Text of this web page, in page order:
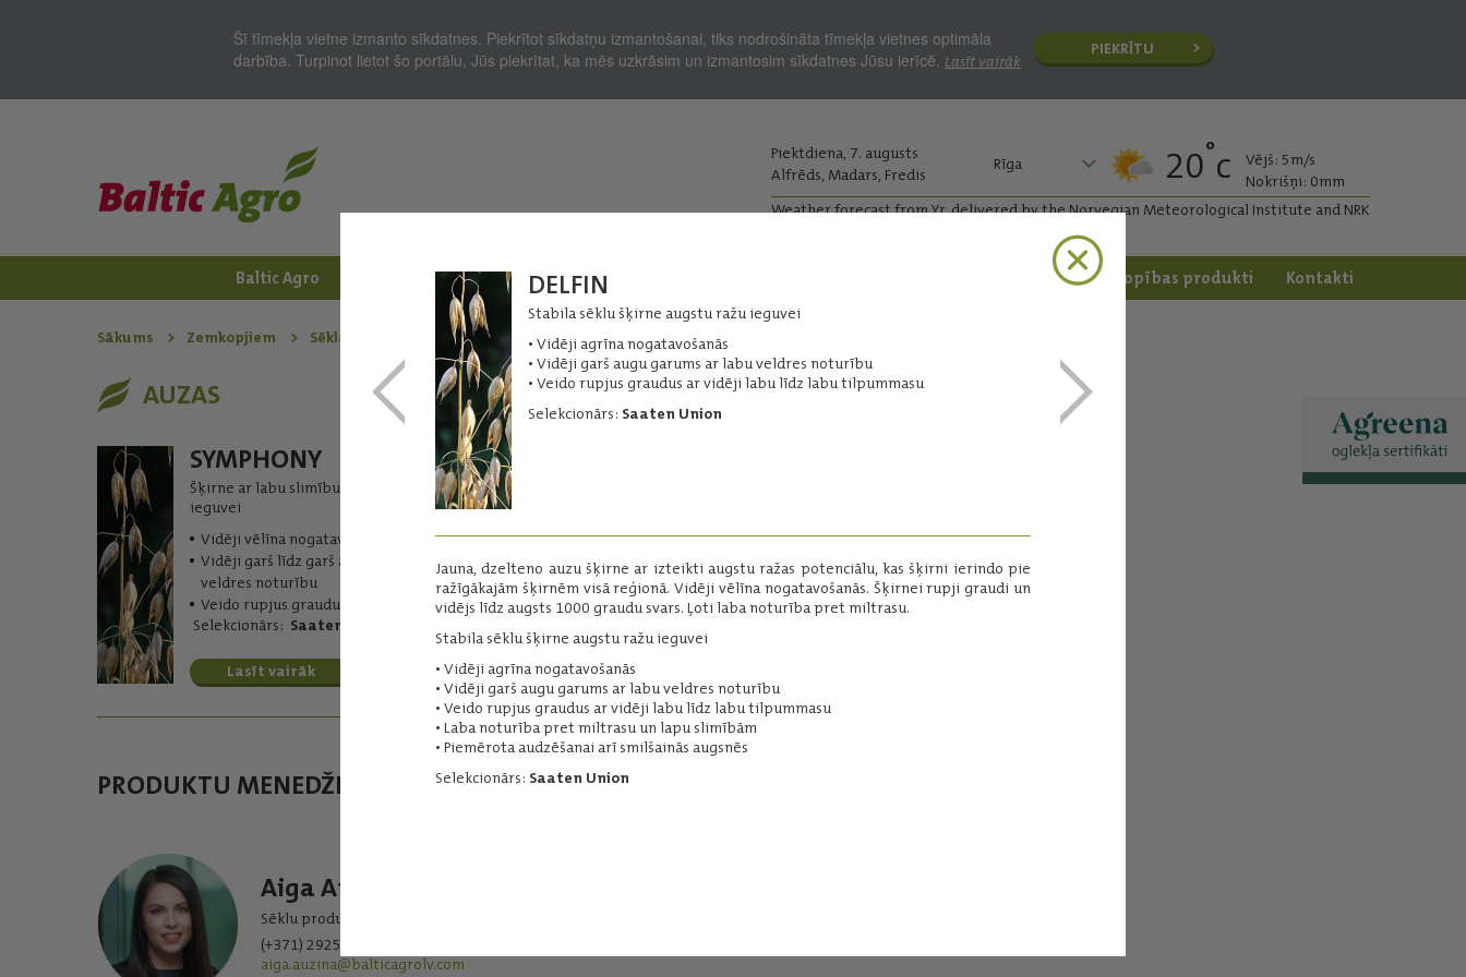
Šī tīmekļa vietne izmanto sīkdatnes. Piekrītot sīkdatņu izmantošanai, tiks nodrošināta tīmekļa vietnes optimāla
darbība. Turpinot lietot šo portālu, Jūs piekrītat, ka mēs uzkrāsim un izmantosim sīkdatnes Jūsu ierīcē. Lasīt vairāk
PIEKRĪTU
Piektdiena, 7. augusts
Alfrēds, Madars, Fredis
Rīga 20°c
Vējš: 5m/s
Nokrišņi: 0mm
Weather forecast from Yr, delivered by the Norvegian Meteorological Institute and NRK
Baltic Agro Zemkopjiem Lopkopjiem Dārzkopības produkti Kontakti
Sākums Zemkopjiem Sēklas - Šķirnes Auzas
DELFIN
Stabila sēklu šķirne augstu ražu ieguvei
• Vidēji agrīna nogatavošanās
• Vidēji garš augu garums ar labu veldres noturību
• Veido rupjus graudus ar vidēji labu līdz labu tilpummasu
Selekcionārs: Saaten Union
Jauna, dzelteno auzu šķirne ar izteikti augstu ražas potenciālu, kas šķirni ierindo pie
ražīgākajām šķirnēm visā reģionā. Vidēji vēlīna nogatavošanās. Šķirnei rupji graudi un
vidējs līdz augsts 1000 graudu svars. Ļoti laba noturība pret miltrasu.
Stabila sēklu šķirne augstu ražu ieguvei
• Vidēji agrīna nogatavošanās
• Vidēji garš augu garums ar labu veldres noturību
• Veido rupjus graudus ar vidēji labu līdz labu tilpummasu
• Laba noturība pret miltrasu un lapu slimībām
• Piemērota audzēšanai arī smilšainās augsnēs
Selekcionārs: Saaten Union
AUZAS
SYMPHONY
Šķirne ar labu slimību noturību augstu ražu
ieguvei
Vidēji vēlīna nogatavošanās
Vidēji garš līdz garš augu garums ar labu
veldres noturību
Veido rupjus graudus
Selekcionārs: Saaten Union
Lasīt vairāk
• Vidēji garš augu garums ar labu veldres
• Veido rupjus graudus ar vidēji labu līdz
labu tilpummasu
Selekcionārs:
PRODUKTU MENEDŽERI
Aiga Auziņa
Sēklu produktu grupa
(+371) 29253002
aiga.auzina@balticagrolv.com